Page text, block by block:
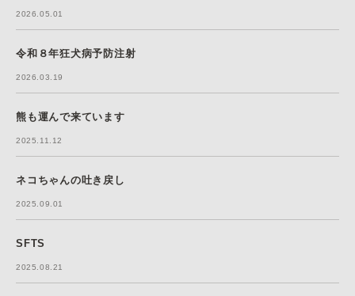
2026.05.01
令和８年狂犬病予防注射
2026.03.19
熊も運んで来ています
2025.11.12
ネコちゃんの吐き戻し
2025.09.01
SFTS
2025.08.21